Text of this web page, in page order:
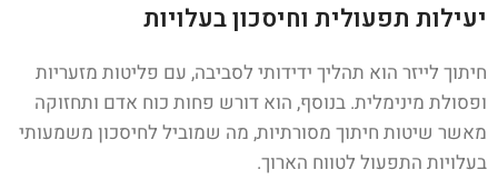
יעילות תפעולית וחיסכון בעלויות
חיתוך לייזר הוא תהליך ידידותי לסביבה, עם פליטות מזעריות
ופסולת מינימלית. בנוסף, הוא דורש פחות כוח אדם ותחזוקה
מאשר שיטות חיתוך מסורתיות, מה שמוביל לחיסכון משמעותי
בעלויות התפעול לטווח הארוך.